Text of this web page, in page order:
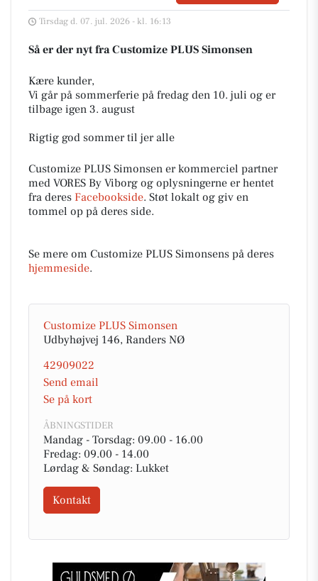
Tirsdag d. 07. jul. 2026 - kl. 16:13
Så er der nyt fra Customize PLUS Simonsen
Kære kunder,
Vi går på sommerferie på fredag den 10. juli og er
tilbage igen 3. august
Rigtig god sommer til jer alle
Customize PLUS Simonsen er kommerciel partner
med VORES By Viborg og oplysningerne er hentet
fra deres Facebookside. Støt lokalt og giv en
tommel op på deres side.
Se mere om Customize PLUS Simonsens på deres
hjemmeside.
Customize PLUS Simonsen
Udbyhøjvej 146, Randers NØ
42909022
Send email
Se på kort
ÅBNINGSTIDER
Mandag - Torsdag: 09.00 - 16.00
Fredag: 09.00 - 14.00
Lørdag & Søndag: Lukket
Kontakt